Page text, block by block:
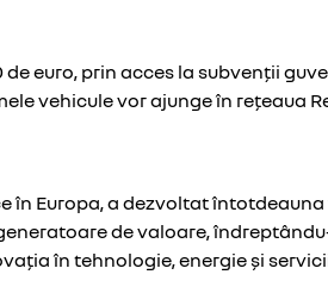
euro, prin acces la subvenții
vehicule vor ajunge în rețeaua
Europa, a dezvoltat
de valoare,
în tehnologie, energie și